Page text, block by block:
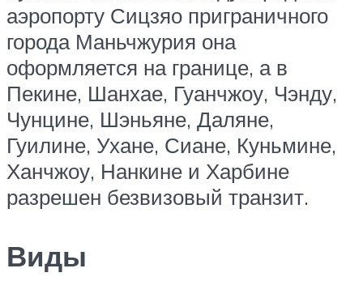
аэропорту Сицзяо приграничного
города Маньчжурия она
оформляется на границе, а в
Пекине, Шанхае, Гуанчжоу, Чэнду,
Чунцине, Шэньяне, Даляне,
Гуилине, Ухане, Сиане, Куньмине,
Ханчжоу, Нанкине и Харбине
разрешен безвизовый транзит.
Виды